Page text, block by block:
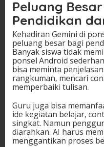
Peluang
Pendidikan
Kehadiran Gemini di
peluang besar bagi
Banyak siswa tidak
ponsel Android
bisa meminta
rangkuman, mencari
memperbaiki tulisan.
Guru juga bisa
ide kegiatan belajar,
singkat. Namun
diarahkan. AI harus
menggantikan proses